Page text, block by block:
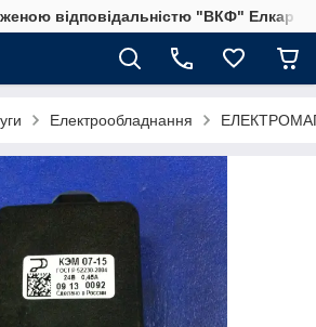
відповідальністю "ВКФ" Елкар"
Електрообладнання